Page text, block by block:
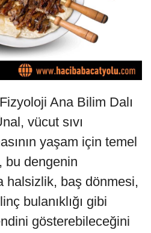
Ana Bilim Dalı
vücut sıvı
yaşam için temel
bu dengenin
halsizlik, baş dönmesi,
bulanıklığı gibi
gösterebileceğini